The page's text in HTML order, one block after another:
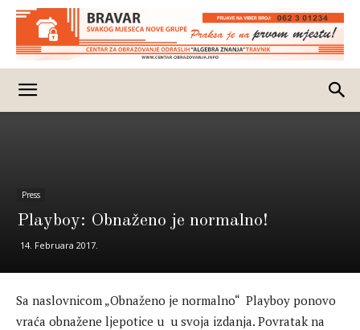
Press
Playboy: Obnaženo je normalno!
14. Februara 2017.
Sa naslovnicom „Obnaženo je normalno“ Playboy ponovo
vraća obnažene ljepotice u u svoja izdanja. Povratak na